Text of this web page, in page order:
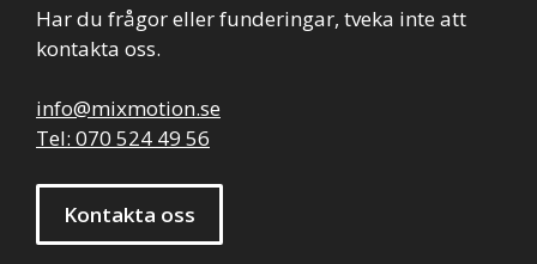
Har du frågor eller funderingar, tveka inte att
kontakta oss.
info@mixmotion.se
Tel: 070 524 49 56
Kontakta oss